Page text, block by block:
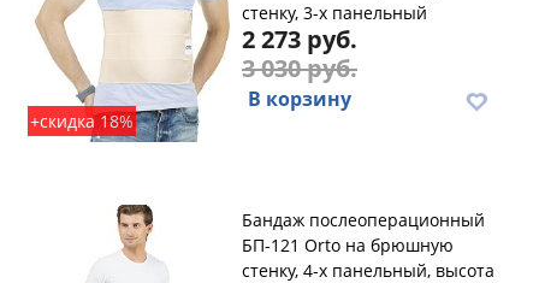
+скидка 18%
стенку, 3-х панельный
2 273 руб.
3 030 руб.
В корзину
Бандаж послеоперационный
БП-121 Orto на брюшную
стенку, 4-х панельный, высота